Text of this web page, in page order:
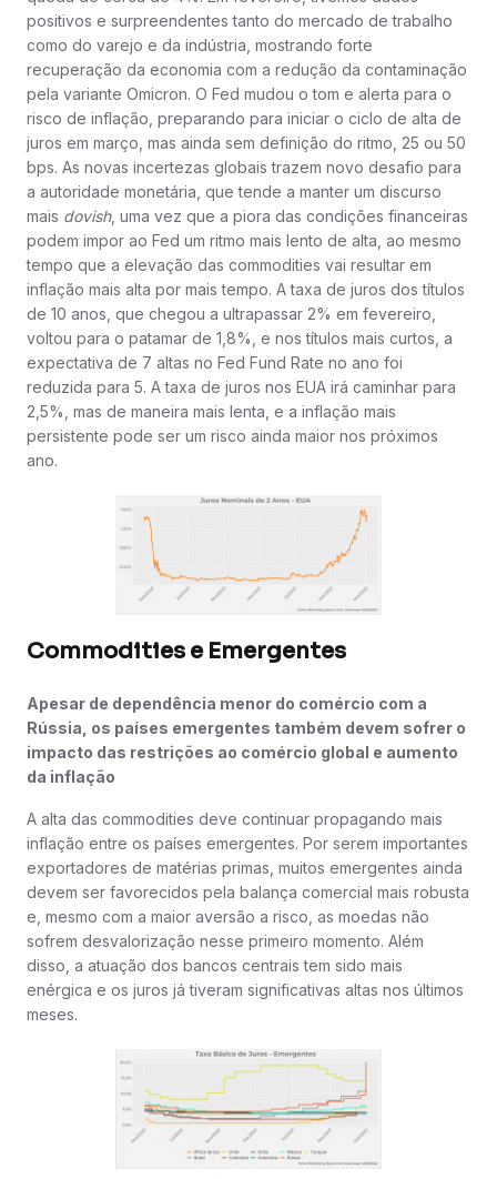
positivos e surpreendentes tanto do mercado de trabalho
como do varejo e da indústria, mostrando forte
recuperação da economia com a redução da contaminação
pela variante Omicron. O Fed mudou o tom e alerta para o
risco de inflação, preparando para iniciar o ciclo de alta de
juros em março, mas ainda sem definição do ritmo, 25 ou 50
bps. As novas incertezas globais trazem novo desafio para
a autoridade monetária, que tende a manter um discurso
mais dovish, uma vez que a piora das condições financeiras
podem impor ao Fed um ritmo mais lento de alta, ao mesmo
tempo que a elevação das commodities vai resultar em
inflação mais alta por mais tempo. A taxa de juros dos títulos
de 10 anos, que chegou a ultrapassar 2% em fevereiro,
voltou para o patamar de 1,8%, e nos títulos mais curtos, a
expectativa de 7 altas no Fed Fund Rate no ano foi
reduzida para 5. A taxa de juros nos EUA irá caminhar para
2,5%, mas de maneira mais lenta, e a inflação mais
persistente pode ser um risco ainda maior nos próximos
ano.
Commodities e Emergentes
Apesar de dependência menor do comércio com a
Rússia, os países emergentes também devem sofrer o
impacto das restrições ao comércio global e aumento
da inflação
A alta das commodities deve continuar propagando mais
inflação entre os países emergentes. Por serem importantes
exportadores de matérias primas, muitos emergentes ainda
devem ser favorecidos pela balança comercial mais robusta
e, mesmo com a maior aversão a risco, as moedas não
sofrem desvalorização nesse primeiro momento. Além
disso, a atuação dos bancos centrais tem sido mais
enérgica e os juros já tiveram significativas altas nos últimos
meses.